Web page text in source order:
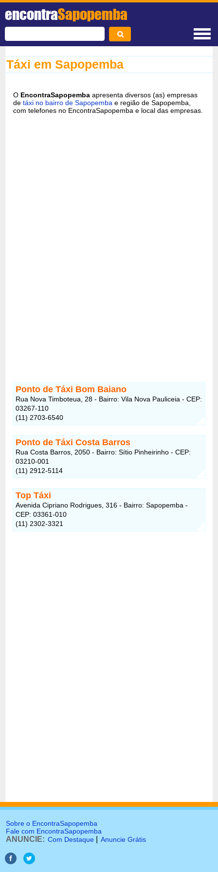
encontraSapopemba
Táxi em Sapopemba
O EncontraSapopemba apresenta diversos (as) empresas
detáxi no bairro de Sapopemba e região de Sapopemba,
com telefones no EncontraSapopemba e local das empresas.
Ponto de Táxi Bom Baiano
Rua Nova Timboteua, 28 - Bairro: Vila Nova Pauliceia - CEP:
03267-110
(11) 2703-6540
Ponto de Táxi Costa Barros
Rua Costa Barros, 2050 - Bairro: Sítio Pinheirinho - CEP:
03210-001
(11) 2912-5114
Top Táxi
Avenida Cipriano Rodrigues, 316 - Bairro: Sapopemba -
CEP: 03361-010
(11) 2302-3321
Sobre o EncontraSapopemba
Fale com EncontraSapopemba
ANUNCIE: Com Destaque Anuncie Grátis